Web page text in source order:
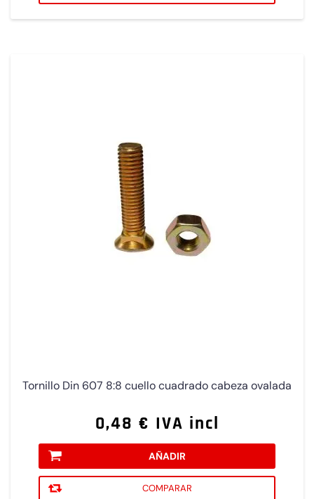
Tornillo Din 607 8:8 cuello cuadrado cabeza ovalada
0,48 € IVA incl
AÑADIR
COMPARAR